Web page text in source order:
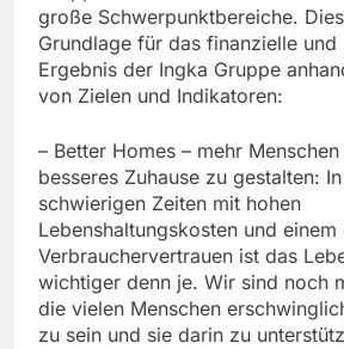
große Schwerpunktbereiche.
Grundlage für das finanzielle
Ergebnis der Ingka Gruppe
von Zielen und Indikatoren:
– Better Homes – mehr
besseres Zuhause zu gestalten:
schwierigen Zeiten mit hohen
Lebenshaltungskosten und einem
Verbrauchervertrauen ist das
wichtiger denn je. Wir sind noch
die vielen Menschen
zu sein und sie darin zu